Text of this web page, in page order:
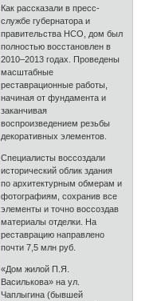
Как рассказали в пресс-
службе губернатора и
правительства НСО, дом был
полностью восстановлен в
2010–2013 годах. Проведены
масштабные
реставрационные работы,
начиная от фундамента и
заканчивая
воспроизведением резьбы
декоративных элементов.
Специалисты воссоздали
исторический облик здания
по архитектурным обмерам и
фотографиям, сохранив все
элементы и точно воссоздав
материалы отделки. На
реставрацию направлено
почти 7,5 млн руб.
«Дом жилой П.Я.
Василькова» на ул.
Чаплыгина (бывшей